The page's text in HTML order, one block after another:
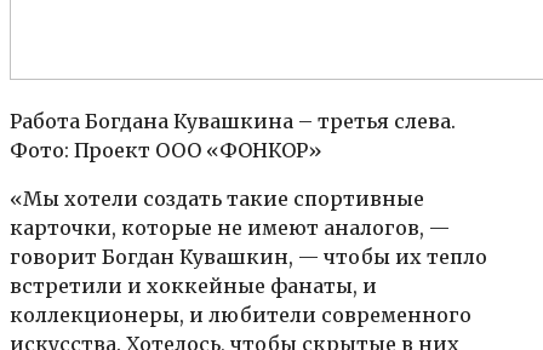
Работа Богдана Кувашкина – третья слева.
Фото: Проект ООО «ФОНКОР»
«Мы хотели создать такие спортивные
карточки, которые не имеют аналогов, —
говорит Богдан Кувашкин, — чтобы их тепло
встретили и хоккейные фанаты, и
коллекционеры, и любители современного
искусства. Хотелось, чтобы скрытые в них